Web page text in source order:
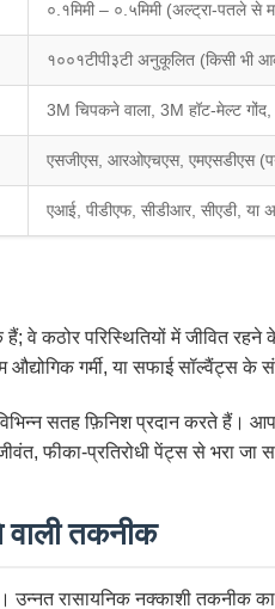
०.१मिमी – ०.५मिमी (अल्ट्रा-पतले से
१००१टीपी३टी अनुकूलित (किसी भी
3M चिपकने वाला, 3M हॉट-मेल्ट
एसजीएस, आरओएचएस, एमएसडीएस
एआई, पीडीएफ, सीडीआर, सीएडी, या
कठोर परिस्थितियों में जीवित रहने
औद्योगिक गर्मी, या सफाई सॉल्वैंट्स
सतह फ़िनिश प्रदान करते हैं।
फीका-प्रतिरोधी पेंट्स से भरा
तकनीक
है। उन्नत रासायनिक नक्काशी